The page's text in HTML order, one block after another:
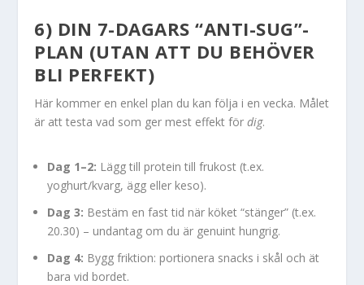
6) DIN 7-DAGARS “ANTI-SUG”-
PLAN (UTAN ATT DU BEHÖVER
BLI PERFEKT)
Här kommer en enkel plan du kan följa i en vecka. Målet
är att testa vad som ger mest effekt fördig.
Dag 1–2: Lägg till protein till frukost (t.ex.
yoghurt/kvarg, ägg eller keso).
Dag 3: Bestäm en fast tid när köket “stänger” (t.ex.
20.30) – undantag om du är genuint hungrig.
Dag 4: Bygg friktion: portionera snacks i skål och ät
bara vid bordet.